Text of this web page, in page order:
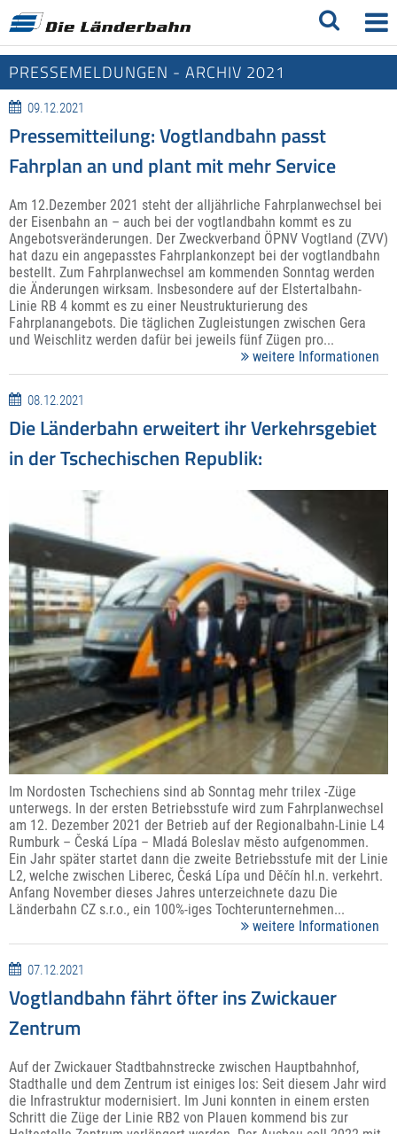
PRESSEMELDUNGEN - ARCHIV 2021
09.12.2021
Pressemitteilung: Vogtlandbahn passt
Fahrplan an und plant mit mehr Service
Am 12.Dezember 2021 steht der alljährliche Fahrplanwechsel bei
der Eisenbahn an – auch bei der vogtlandbahn kommt es zu
Angebotsveränderungen. Der Zweckverband ÖPNV Vogtland (ZVV)
hat dazu ein angepasstes Fahrplankonzept bei der vogtlandbahn
bestellt. Zum Fahrplanwechsel am kommenden Sonntag werden
die Änderungen wirksam. Insbesondere auf der Elstertalbahn-
Linie RB 4 kommt es zu einer Neustrukturierung des
Fahrplanangebots. Die täglichen Zugleistungen zwischen Gera
und Weischlitz werden dafür bei jeweils fünf Zügen pro...
weitere Informationen
08.12.2021
Die Länderbahn erweitert ihr Verkehrsgebiet
in der Tschechischen Republik:
Im Nordosten Tschechiens sind ab Sonntag mehr trilex -Züge
unterwegs. In der ersten Betriebsstufe wird zum Fahrplanwechsel
am 12. Dezember 2021 der Betrieb auf der Regionalbahn-Linie L4
Rumburk – Česká Lípa – Mladá Boleslav město aufgenommen.
Ein Jahr später startet dann die zweite Betriebsstufe mit der Linie
L2, welche zwischen Liberec, Česká Lípa und Děčín hl.n. verkehrt.
Anfang November dieses Jahres unterzeichnete dazu Die
Länderbahn CZ s.r.o., ein 100%-iges Tochterunternehmen...
weitere Informationen
07.12.2021
Vogtlandbahn fährt öfter ins Zwickauer
Zentrum
Auf der Zwickauer Stadtbahnstrecke zwischen Hauptbahnhof,
Stadthalle und dem Zentrum ist einiges los: Seit diesem Jahr wird
die Infrastruktur modernisiert. Im Juni konnten in einem ersten
Schritt die Züge der Linie RB2 von Plauen kommend bis zur